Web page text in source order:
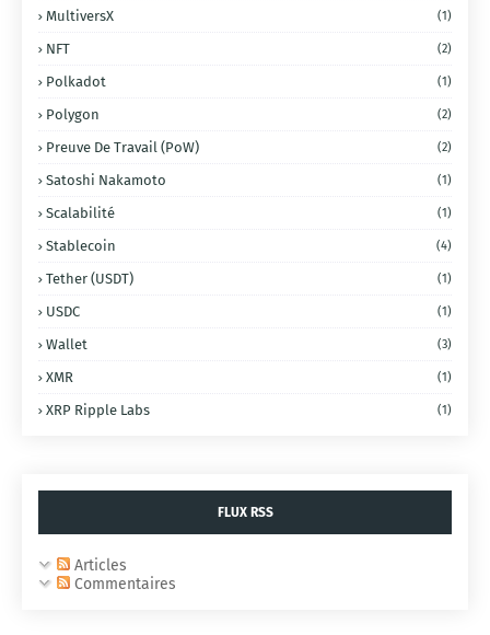
MultiversX (1)
NFT (2)
Polkadot (1)
Polygon (2)
Preuve De Travail (PoW) (2)
Satoshi Nakamoto (1)
Scalabilité (1)
Stablecoin (4)
Tether (USDT) (1)
USDC (1)
Wallet (3)
XMR (1)
XRP Ripple Labs (1)
FLUX RSS
Articles
Commentaires